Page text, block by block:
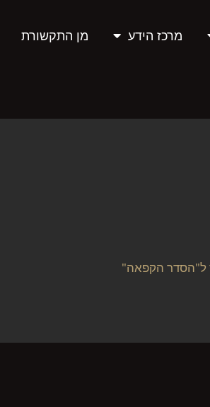
מרכז הידע מן התקשורת
ל"הסדר הקפאה"